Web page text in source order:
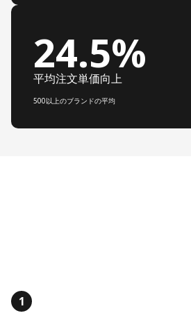
24.5%
平均注文単価向上
500以上のブランドの平均
1